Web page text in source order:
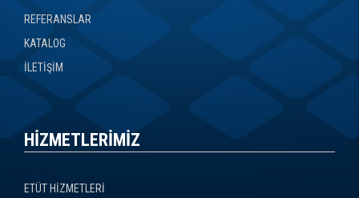
REFERANSLAR
KATALOG
İLETİŞİM
HİZMETLERİMİZ
ETÜT HİZMETLERİ